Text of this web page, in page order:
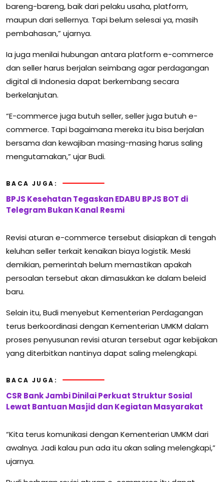
bareng-bareng, baik dari pelaku usaha, platform,
maupun dari sellernya. Tapi belum selesai ya, masih
pembahasan,” ujarnya.
Ia juga menilai hubungan antara platform e-commerce
dan seller harus berjalan seimbang agar perdagangan
digital di Indonesia dapat berkembang secara
berkelanjutan.
“E-commerce juga butuh seller, seller juga butuh e-
commerce. Tapi bagaimana mereka itu bisa berjalan
bersama dan kewajiban masing-masing harus saling
mengutamakan,” ujar Budi.
BACA JUGA:
BPJS Kesehatan Tegaskan EDABU BPJS BOT di
Telegram Bukan Kanal Resmi
Revisi aturan e-commerce tersebut disiapkan di tengah
keluhan seller terkait kenaikan biaya logistik. Meski
demikian, pemerintah belum memastikan apakah
persoalan tersebut akan dimasukkan ke dalam beleid
baru.
Selain itu, Budi menyebut Kementerian Perdagangan
terus berkoordinasi dengan Kementerian UMKM dalam
proses penyusunan revisi aturan tersebut agar kebijakan
yang diterbitkan nantinya dapat saling melengkapi.
BACA JUGA:
CSR Bank Jambi Dinilai Perkuat Struktur Sosial
Lewat Bantuan Masjid dan Kegiatan Masyarakat
“Kita terus komunikasi dengan Kementerian UMKM dari
awalnya. Jadi kalau pun ada itu akan saling melengkapi,”
ujarnya.